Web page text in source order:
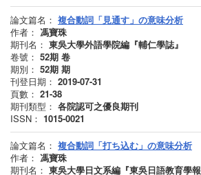
論文篇名： 複合動詞「見通す」の意味分析
作者： 馮寶珠
期刊名： 東吳大學外語學院編『輔仁學誌』
卷號： 52期 卷
期別： 52期 期
刊登日期： 2019-07-31
頁數： 21-38
期刊類型： 各院認可之優良期刊
ISSN： 1015-0021
論文篇名： 複合動詞「打ち込む」の意味分析
作者： 馮寶珠
期刊名： 東吳大學日文系編『東吳日語教育學報